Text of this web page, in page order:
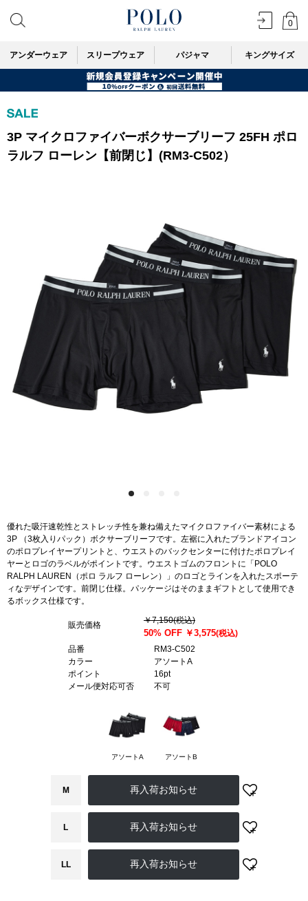
0
アンダーウェア スリープウェア パジャマ キングサイズ
3P マイクロファイバーボクサーブリーフ 25FH ポロ
ラルフ ローレン【前閉じ】(RM3-C502）
優れた吸汗速乾性とストレッチ性を兼ね備えたマイクロファイバー素材による
3P （3枚入りパック）ボクサーブリーフです。左裾に入れたブランドアイコン
のポロプレイヤープリントと、ウエストのバックセンターに付けたポロプレイ
ヤーとロゴのラベルがポイントです。ウエストゴムのフロントに「POLO
RALPH LAUREN（ポロ ラルフ ローレン）」のロゴとラインを入れたスポーテ
ィなデザインです。前閉じ仕様。パッケージはそのままギフトとして使用でき
るボックス仕様です。
販売価格 ￥7,150(税込)
50% OFF ￥3,575(税込)
品番
RM3-C502
カラー
アソートA
ポイント
16pt
メール便対応可否
不可
アソートA アソートB
M
L
LL